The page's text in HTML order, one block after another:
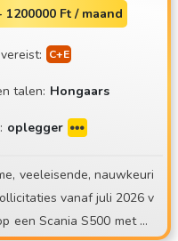
1200000 Ft / maand
talen: Hongaars
oplegger
veeleisende, nauwkeuri
vanaf juli 2026 v
een Scania S500 met ee